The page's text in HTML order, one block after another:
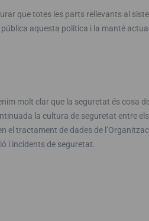
que totes les parts rellevants al
pública aquesta política i la manté
molt clar que la seguretat és cosa
la cultura de seguretat entre
el tractament de dades de
i incidents de seguretat.